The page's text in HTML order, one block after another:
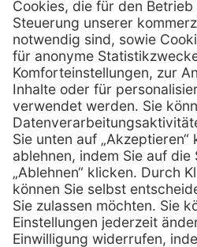
MediQuick Arzt- und
Hans-
D-49078
Telefon:0800 -
E-Mail: info @
Services
Serviceversprechen
Sprechstundenbedarf
Retoure anmelden